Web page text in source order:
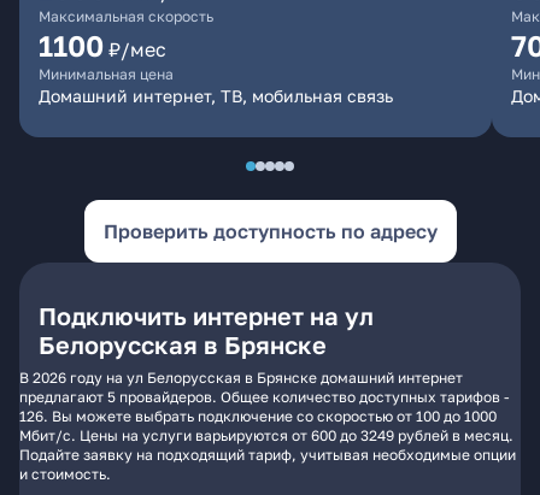
Максимальная скорость
1100 ₽/мес
Минимальная цена
Домашний интернет, ТВ, мобильная связь
Проверить доступность по адресу
Подключить интернет на ул
Белорусская в Брянске
В 2026 году на ул Белорусская в Брянске домашний интернет
предлагают 5 провайдеров. Общее количество доступных тарифов -
126. Вы можете выбрать подключение со скоростью от 100 до 1000
Мбит/с. Цены на услуги варьируются от 600 до 3249 рублей в месяц.
Подайте заявку на подходящий тариф, учитывая необходимые опции
и стоимость.